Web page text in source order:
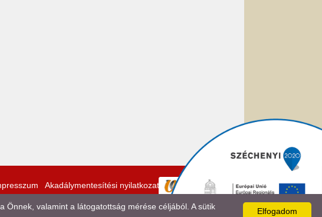
Akadálymentesítési nyilatkozat
Elfogadom
valamint a látogatottság mérése céljából. A sütik